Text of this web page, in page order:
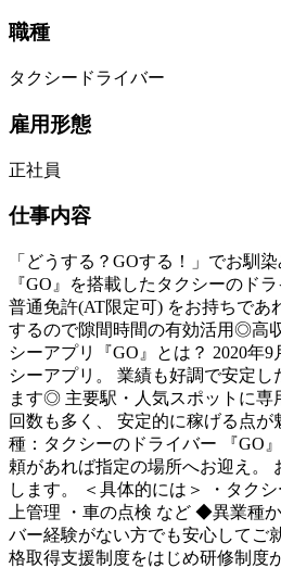
職種
タクシードライバー
雇用形態
正社員
仕事内容
「どうする？GOする！」でお馴
『GO』を搭載したタクシーのド
普通免許(AT限定可) をお持ちであ
するので隙間時間の有効活用◎高
シーアプリ『GO』とは？ 2020年
シーアプリ。 業績も好調で安定
ます◎ 主要駅・人気スポットに専
回数も多く、 安定的に稼げる点
種：タクシーのドライバー 『GO
頼があれば指定の場所へお迎え。
します。 ＜具体的には＞ ・タク
上管理 ・車の点検 など ◆異業種
バー経験がない方でも安心してご
格取得支援制度をはじめ研修制度